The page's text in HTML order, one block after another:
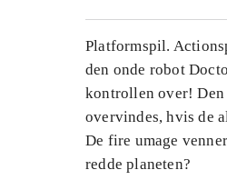
Platformspil.
den onde robot
kontrollen over! Den
overvindes, hvis de
De fire umage
redde planeten?